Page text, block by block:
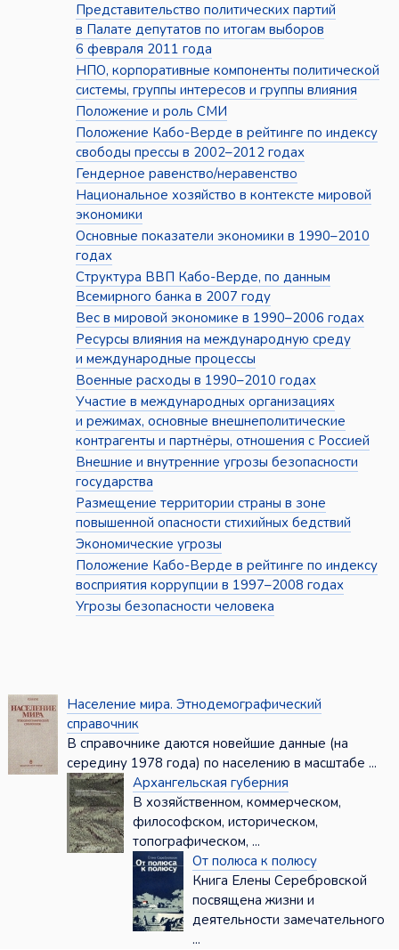
Представительство политических партий
в Палате депутатов по итогам выборов
6 февраля 2011 года
НПО, корпоративные компоненты политической
системы, группы интересов и группы влияния
Положение и роль СМИ
Положение Кабо-Верде в рейтинге по индексу
свободы прессы в 2002–2012 годах
Гендерное равенство/неравенство
Национальное хозяйство в контексте мировой
экономики
Основные показатели экономики в 1990–2010
годах
Структура ВВП Кабо-Верде, по данным
Всемирного банка в 2007 году
Вес в мировой экономике в 1990–2006 годах
Ресурсы влияния на международную среду
и международные процессы
Военные расходы в 1990–2010 годах
Участие в международных организациях
и режимах, основные внешнеполитические
контрагенты и партнёры, отношения с Россией
Внешние и внутренние угрозы безопасности
государства
Размещение территории страны в зоне
повышенной опасности стихийных бедствий
Экономические угрозы
Положение Кабо-Верде в рейтинге по индексу
восприятия коррупции в 1997–2008 годах
Угрозы безопасности человека
Население мира. Этнодемографический
справочник
В справочнике даются новейшие данные (на
середину 1978 года) по населению в масштабе ...
Архангельская губерния
В хозяйственном, коммерческом,
философском, историческом,
топографическом, ...
От полюса к полюсу
Книга Елены Серебровской
посвящена жизни и
деятельности замечательного
...